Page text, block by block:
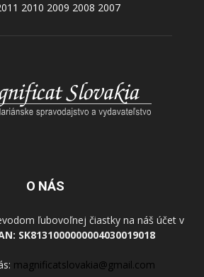
2010 2009 2008 2007
O NÁS
ľubovoľnej čiastky na náš účet v
SK8131000000004030019018
magnificatslovakia@gmail.com